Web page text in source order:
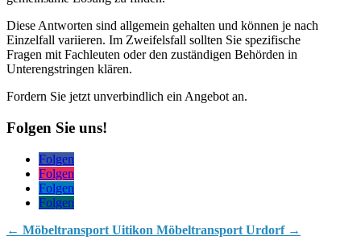
Diese Antworten sind allgemein gehalten und können je nach
Einzelfall variieren. Im Zweifelsfall sollten Sie spezifische
Fragen mit Fachleuten oder den zuständigen Behörden in
Unterengstringen klären.
Fordern Sie jetzt unverbindlich ein Angebot an.
Folgen Sie uns!
Folgen
Folgen
Folgen
Folgen
← Möbeltransport Uitikon Möbeltransport Urdorf→